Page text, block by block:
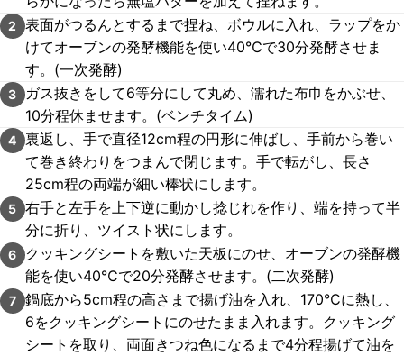
2
表面がつるんとするまで捏ね、ボウルに入れ、ラップをか
けてオーブンの発酵機能を使い40℃で30分発酵させま
す。(一次発酵)
3
ガス抜きをして6等分にして丸め、濡れた布巾をかぶせ、
10分程休ませます。(ベンチタイム)
4 裏返し、手で直径12cm程の円形に伸ばし、手前から巻い
て巻き終わりをつまんで閉じます。手で転がし、長さ
25cm程の両端が細い棒状にします。
5 右手と左手を上下逆に動かし捻じれを作り、端を持って半
分に折り、ツイスト状にします。
6
クッキングシートを敷いた天板にのせ、オーブンの発酵機
能を使い40℃で20分発酵させます。(二次発酵)
7 鍋底から5cm程の高さまで揚げ油を入れ、170℃に熱し、
6をクッキングシートにのせたまま入れます。クッキング
シートを取り、両面きつね色になるまで4分程揚げて油を